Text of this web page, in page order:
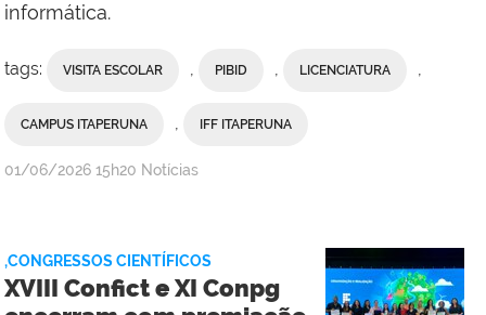
informática.
tags: VISITA ESCOLAR , PIBID , LICENCIATURA ,
CAMPUS ITAPERUNA , IFF ITAPERUNA
por
da
Comunicação
publicado
01/06/2026 15h20 Notícias
,CONGRESSOS CIENTÍFICOS
XVIII Confict e XI Conpg